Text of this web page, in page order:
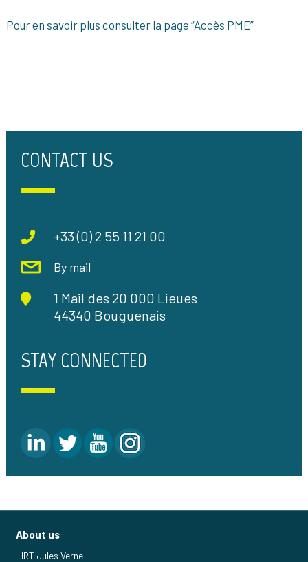
Pour en savoir plus consulter la page “Accès PME”
CONTACT US
+33 (0) 2 55 11 21 00
By mail
1 Mail des 20 000 Lieues
44340 Bouguenais
STAY CONNECTED
About us
IRT Jules Verne